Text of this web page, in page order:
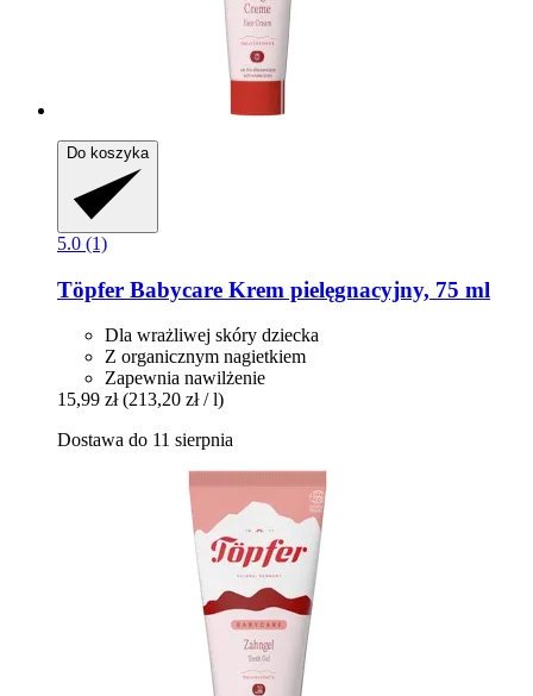
Do koszyka
5.0 (1)
Töpfer Babycare Krem pielęgnacyjny, 75 ml
Dla wrażliwej skóry dziecka
Z organicznym nagietkiem
Zapewnia nawilżenie
15,99 zł (213,20 zł / l)
Dostawa do 11 sierpnia